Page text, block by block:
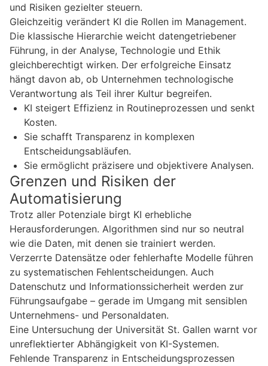
und Risiken gezielter steuern.
Gleichzeitig verändert KI die Rollen im Management.
Die klassische Hierarchie weicht datengetriebener
Führung, in der Analyse, Technologie und Ethik
gleichberechtigt wirken. Der erfolgreiche Einsatz
hängt davon ab, ob Unternehmen technologische
Verantwortung als Teil ihrer Kultur begreifen.
KI steigert Effizienz in Routineprozessen und senkt
Kosten.
Sie schafft Transparenz in komplexen
Entscheidungsabläufen.
Sie ermöglicht präzisere und objektivere Analysen.
Grenzen und Risiken der
Automatisierung
Trotz aller Potenziale birgt KI erhebliche
Herausforderungen. Algorithmen sind nur so neutral
wie die Daten, mit denen sie trainiert werden.
Verzerrte Datensätze oder fehlerhafte Modelle führen
zu systematischen Fehlentscheidungen. Auch
Datenschutz und Informationssicherheit werden zur
Führungsaufgabe – gerade im Umgang mit sensiblen
Unternehmens- und Personaldaten.
Eine Untersuchung der Universität St. Gallen warnt vor
unreflektierter Abhängigkeit von KI-Systemen.
Fehlende Transparenz in Entscheidungsprozessen